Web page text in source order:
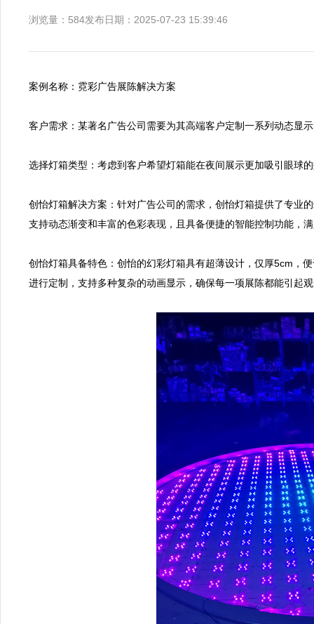
浏览量：584发布日期：2025-07-23 15:39:46
案例名称：霓彩广告展陈解决方案
客户需求：某著名广告公司需要为其高端客户定制一系列动态显
选择灯箱类型：考虑到客户希望灯箱能在夜间展示更加吸引眼球
创怡灯箱解决方案：针对广告公司的需求，创怡灯箱提供了专业
支持动态渐变和丰富的色彩表现，且具备便捷的智能控制功能，
创怡灯箱具备特色：创怡的幻彩灯箱具有超薄设计，仅厚5cm，
进行定制，支持多种复杂的动画显示，确保每一项展陈都能引起